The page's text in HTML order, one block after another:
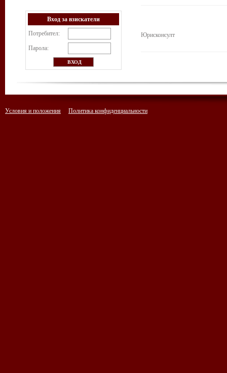
Вход за взискатели
Потребител:
Парола:
Юрисконсулт
Условия и положения Политика конфиденциальности